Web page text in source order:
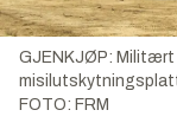
GJENKJØP: Militært
FOTO: FRM